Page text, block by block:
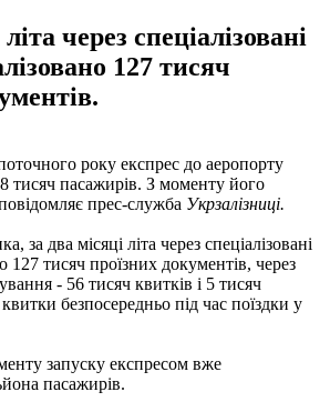
через спеціалізовані
127 тисяч
року експрес до аеропорту
тисяч пасажирів. З моменту його
прес-служба Укрзалізниці.
за два місяці літа через спеціалізовані
127 тисяч проїзних документів, через
- 56 тисяч квитків і 5 тисяч
безпосередньо під час поїздки у
запуску експресом вже
пасажирів.